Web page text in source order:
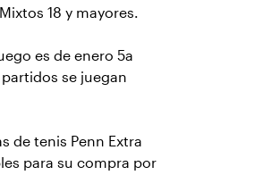
18 y mayores.
es de enero 5a
se juegan
de tenis Penn Extra
para su compra por